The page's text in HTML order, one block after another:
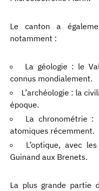
Le canton a
notamment :
La géologie : le
connus mondialement.
L’archéologie : la
époque.
La chronométrie :
atomiques récemment.
L’optique, avec
Guinand aux Brenets.
La plus grande partie